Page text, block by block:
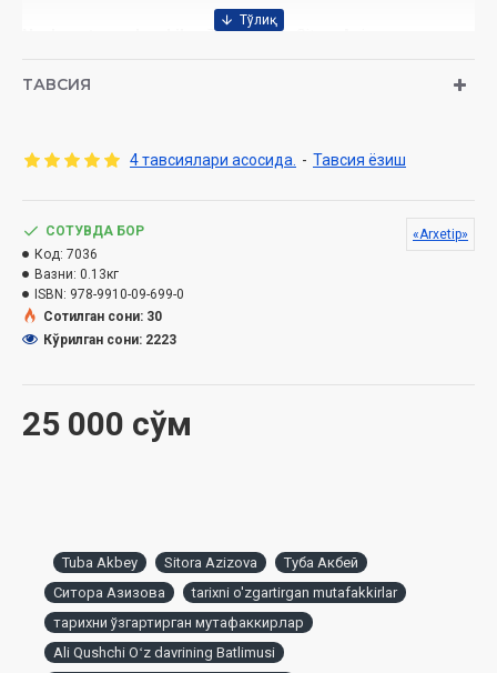
Tuba Akbey, Sitora Azizova
Sana:2026 yil
Oʻlchami:17x25 sm
ТАВСИЯ
4 тавсиялари асосида. - Тавсия ёзиш
25 000 сўм
СОТУВДА БОР
Код: 7036
Вазни: 0.13кг
ISBN: 978-9910-09-699-0
«Arxetip»
Сотилган сони: 30
Кўрилган сони: 2223
Tuba Akbey Sitora Azizova
Туба Акбей
Ситора Азизова
tarixni o'zgartirgan mutafakkirlar
тарихни ўзгартирган мутафаккирлар
Ali Qushchi Oʻz davrining Batlimusi